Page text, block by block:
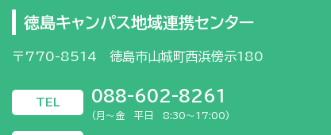
徳島キャンパス地域連携センター
〒770-8514 徳島市山城町西浜傍示180
TEL 088-602-8261
(月～金 平日 8:30～17:00)